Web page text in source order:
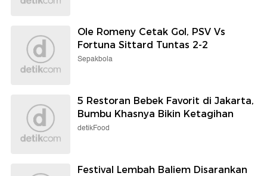
Ole Romeny Cetak Gol, PSV Vs
Fortuna Sittard Tuntas 2-2
Sepakbola
5 Restoran Bebek Favorit di Jakarta,
Bumbu Khasnya Bikin Ketagihan
detikFood
Festival Lembah Baliem Disarankan